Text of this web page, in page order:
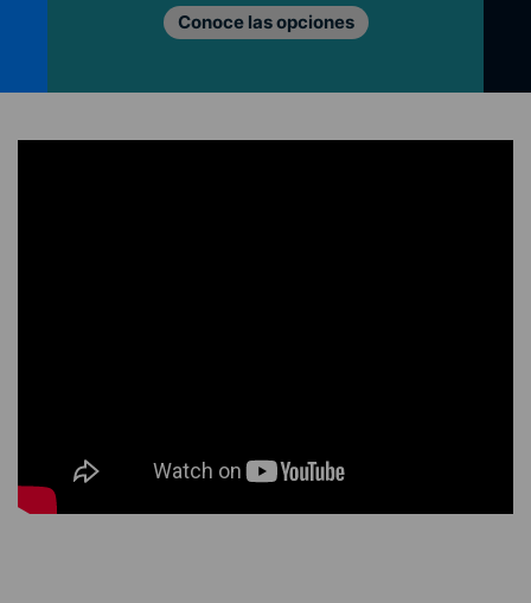
Conoce las opciones